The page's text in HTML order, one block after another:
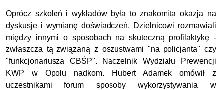
Oprócz szkoleń i wykładów była to znakomita okazja na
dyskusje i wymianę doświadczeń. Dzielnicowi rozmawiali
między innymi o sposobach na skuteczną profilaktykę -
zwłaszcza tą związaną z oszustwami "na policjanta" czy
"funkcjonariusza CBŚP". Naczelnik Wydziału Prewencji
KWP w Opolu nadkom. Hubert Adamek omówił z
uczestnikami forum sposoby wykorzystywania w